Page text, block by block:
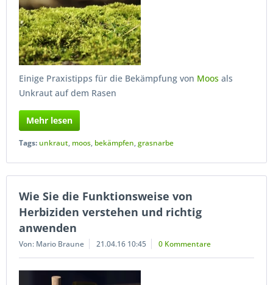
Einige Praxistipps für die Bekämpfung von Moos als
Unkraut auf dem Rasen
Mehr lesen
Tags: unkraut, moos, bekämpfen,grasnarbe
Wie Sie die Funktionsweise von
Herbiziden verstehen und richtig
anwenden
Von: Mario Braune 21.04.16 10:45 0 Kommentare